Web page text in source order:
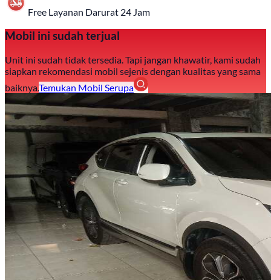
Free Layanan Darurat 24 Jam
Mobil ini sudah terjual
Unit ini sudah tidak tersedia. Tapi jangan khawatir, kami sudah
siapkan rekomendasi mobil sejenis dengan kualitas yang sama
baiknya.Temukan Mobil Serupa